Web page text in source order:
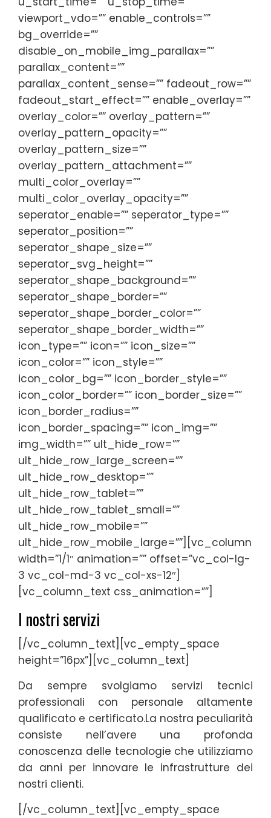
viewport_vdo=”” enable_controls=””
bg_override=””
disable_on_mobile_img_parallax=””
parallax_content=””
parallax_content_sense=”” fadeout_row=””
fadeout_start_effect=”” enable_overlay=””
overlay_color=”” overlay_pattern=””
overlay_pattern_opacity=””
overlay_pattern_size=””
overlay_pattern_attachment=””
multi_color_overlay=””
multi_color_overlay_opacity=””
seperator_enable=”” seperator_type=””
seperator_position=””
seperator_shape_size=””
seperator_svg_height=””
seperator_shape_background=””
seperator_shape_border=””
seperator_shape_border_color=””
seperator_shape_border_width=””
icon_type=”” icon=”” icon_size=””
icon_color=”” icon_style=””
icon_color_bg=”” icon_border_style=””
icon_color_border=”” icon_border_size=””
icon_border_radius=””
icon_border_spacing=”” icon_img=””
img_width=”” ult_hide_row=””
ult_hide_row_large_screen=””
ult_hide_row_desktop=””
ult_hide_row_tablet=””
ult_hide_row_tablet_small=””
ult_hide_row_mobile=””
ult_hide_row_mobile_large=””][vc_column
width=”1/1″ animation=”” offset=”vc_col-lg-
3 vc_col-md-3 vc_col-xs-12″]
[vc_column_text css_animation=””]
I nostri servizi
[/vc_column_text][vc_empty_space
height=”16px”][vc_column_text]
Da sempre svolgiamo servizi tecnici
professionali con personale altamente
qualificato e certificato.La nostra peculiarità
consiste nell’avere una profonda
conoscenza delle tecnologie che utilizziamo
da anni per innovare le infrastrutture dei
nostri clienti.
[/vc_column_text][vc_empty_space